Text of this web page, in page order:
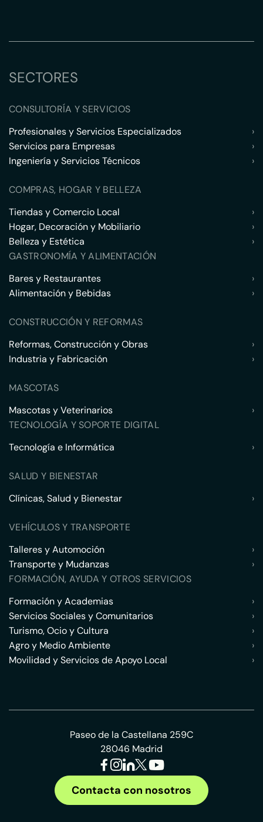
SECTORES
CONSULTORÍA Y SERVICIOS
Profesionales y Servicios Especializados
›
Servicios para Empresas
›
Ingeniería y Servicios Técnicos
›
COMPRAS, HOGAR Y BELLEZA
Tiendas y Comercio Local
›
Hogar, Decoración y Mobiliario
›
Belleza y Estética
›
GASTRONOMÍA Y ALIMENTACIÓN
Bares y Restaurantes
›
Alimentación y Bebidas
›
CONSTRUCCIÓN Y REFORMAS
Reformas, Construcción y Obras
›
Industria y Fabricación
›
MASCOTAS
Mascotas y Veterinarios
›
TECNOLOGÍA Y SOPORTE DIGITAL
Tecnología e Informática
›
SALUD Y BIENESTAR
Clínicas, Salud y Bienestar
›
VEHÍCULOS Y TRANSPORTE
Talleres y Automoción
›
Transporte y Mudanzas
›
FORMACIÓN, AYUDA Y OTROS SERVICIOS
Formación y Academias
›
Servicios Sociales y Comunitarios
›
Turismo, Ocio y Cultura
›
Agro y Medio Ambiente
›
Movilidad y Servicios de Apoyo Local
›
Paseo de la Castellana 259C
28046 Madrid
Contacta con nosotros